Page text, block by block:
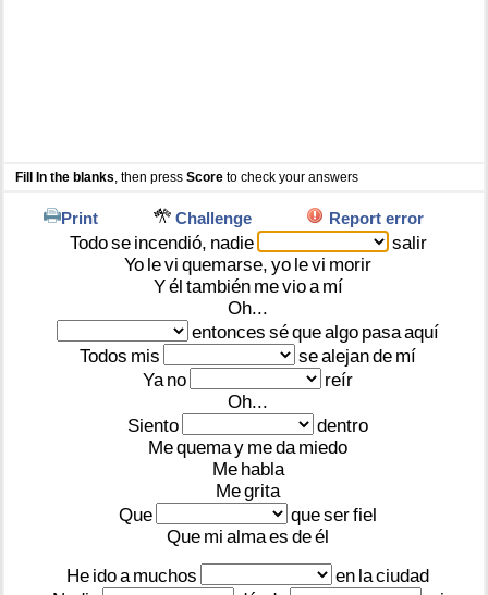
Fill In the blanks , then pressScore to check your answers
Print Challenge Report error
Todose incendió, nadie
salir
Yo levi quemarse, yo levi morir
Yél también mevioa mí
Oh...
entonces séquealgo pasaaquí
Todos mis sealejande mí
Ya no
reír
Oh...
Siento
dentro
Mequemay meda miedo
Me habla
Megrita
Que
queserfiel
Que mi almaes deél
He idoa muchos en laciudad